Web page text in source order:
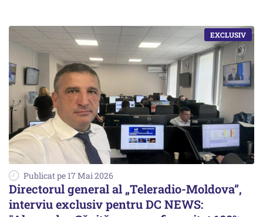
Publicat pe 17 Mai 2026
Directorul general al „Teleradio-Moldova”,
interviu exclusiv pentru DC NEWS: